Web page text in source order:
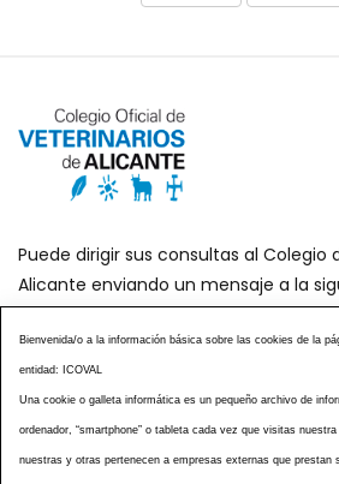
Puede dirigir sus consultas al Colegio
Alicante enviando un mensaje a la
secretaria@icoval.org
¿SABÍAS QUÉ?
CENTROS VETERINARIOS
TABLÓN
CURSOS Y EVENTOS
TÉRMINOS Y
Bienvenida/o a la información básica sobre las cookies de la
entidad: ICOVAL
Una cookie o galleta informática es un pequeño archivo de
ordenador, “smartphone” o tableta cada vez que visitas
nuestras y otras pertenecen a empresas externas que prestan